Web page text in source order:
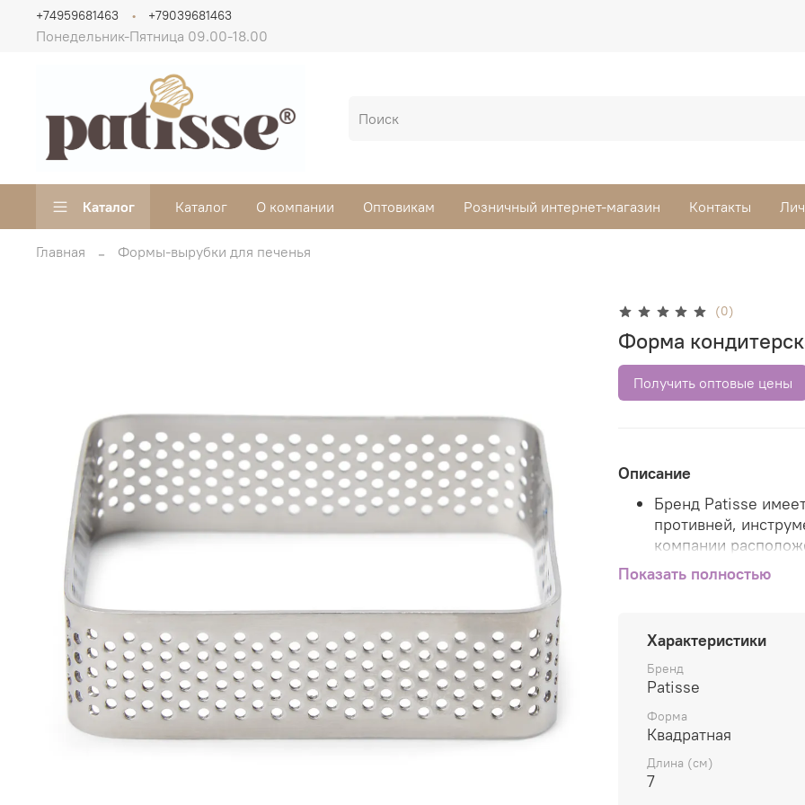
Понедельник-Пятница 09.00-18.00
+74959681463 +79039681463
Каталог Каталог О компании Оптовикам Розничный интернет-магазин Контакты
Главная Формы-вырубки для печенья
(0)
Форма
Получить оптовые цены
Описание
Бренд Patisse
противней,
компании
Весь ассортимент
Patisse в Европе,
качеством
Европейского союза.
Инновационные
максимально
Показать полностью
Характеристики
Бренд
Patisse
Форма
Квадратная
Длина (см)
7